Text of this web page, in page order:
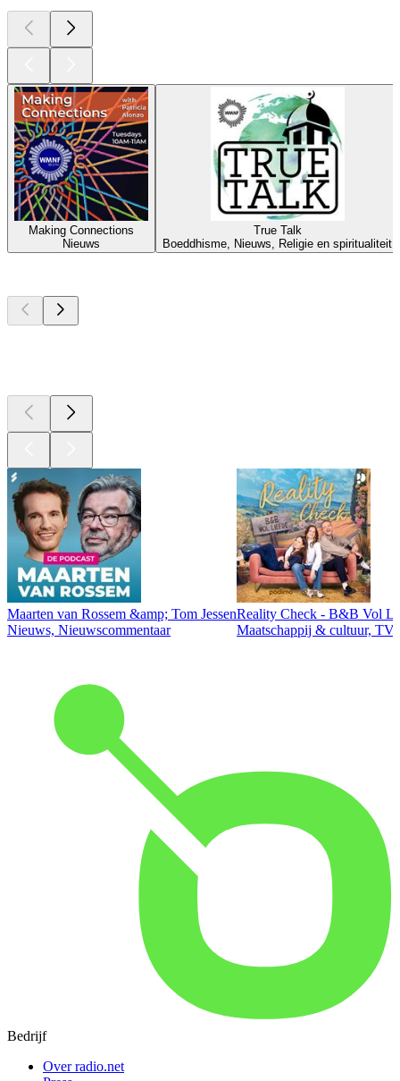
Making Connections
Nieuws
True Talk
Boeddhisme, Nieuws, Religie en spiritualiteit
Maarten van Rossem &amp; Tom Jessen
Nieuws, Nieuwscommentaar
Reality Check - B&B Vol
Maatschappij & cultuur,
Bedrijf
Over radio.net